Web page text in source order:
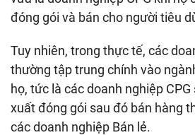
đóng gói và bán cho người tiêu
Tuy nhiên, trong thực tế, các
thường tập trung chính vào
họ, tức là các doanh nghiệp
xuất đóng gói sau đó bán hàng
các doanh nghiệp Bán lẻ.